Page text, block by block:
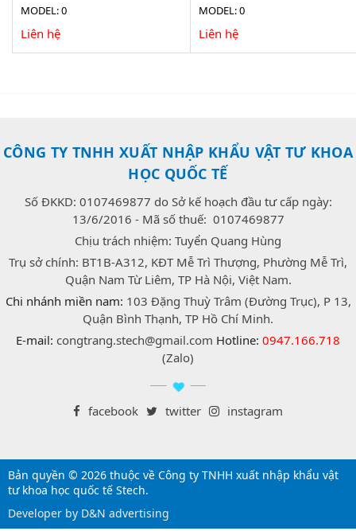
MODEL: 0
Liên hệ
MODEL: 0
Liên hệ
CÔNG TY TNHH XUẤT NHẬP KHẨU VẬT TƯ KHOA
HỌC QUỐC TẾ
Số ĐKKD: 0107469877 do Sở kế hoạch đầu tư cấp ngày:
13/6/2016 - Mã số thuế: 0107469877
Chịu trách nhiệm: Tuyển Quang Hùng
Trụ sở chính: BT1B-A312, KĐT Mễ Trì Thượng, Phường Mễ Trì,
Quận Nam Từ Liêm, TP Hà Nội, Việt Nam.
Chi nhánh miền nam: 103 Đặng Thuỳ Trâm (Đường Trục), P 13,
Quận Bình Thạnh, TP Hồ Chí Minh.
E-mail: congtrang.stech@gmail.com Hotline: 0947.166.718
(Zalo)
facebook twitter instagram
Bản quyền © 2026 thuộc về Công ty TNHH xuất nhập khẩu vật
tư khoa học quốc tế Stech.
Developer by D&N advertising